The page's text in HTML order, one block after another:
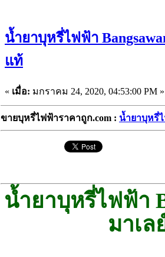
น้ำยาบุหรี่ไฟฟ้า
แท้
« เมื่อ: มกราคม 24, 2020, 04:53:00 PM »
ขายบุหรี่ไฟฟ้าราคาถูก.com : น้ำยาบุหรี่
น้ำยาบุหรี่ไฟฟ้า
มาเล